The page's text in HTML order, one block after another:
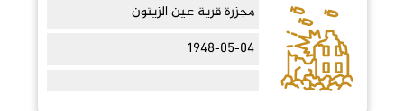
مجزرة قرية عين الزيتون
1948-05-04